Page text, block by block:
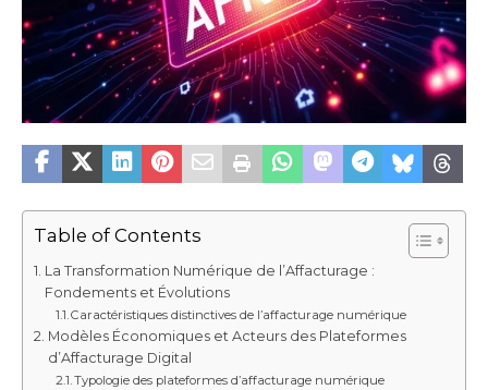
Table of Contents
La Transformation Numérique de l’Affacturage :
Fondements et Évolutions
Caractéristiques distinctives de l’affacturage numérique
Modèles Économiques et Acteurs des Plateformes
d’Affacturage Digital
Typologie des plateformes d’affacturage numérique